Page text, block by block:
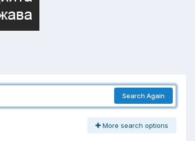
Search Again
More search options